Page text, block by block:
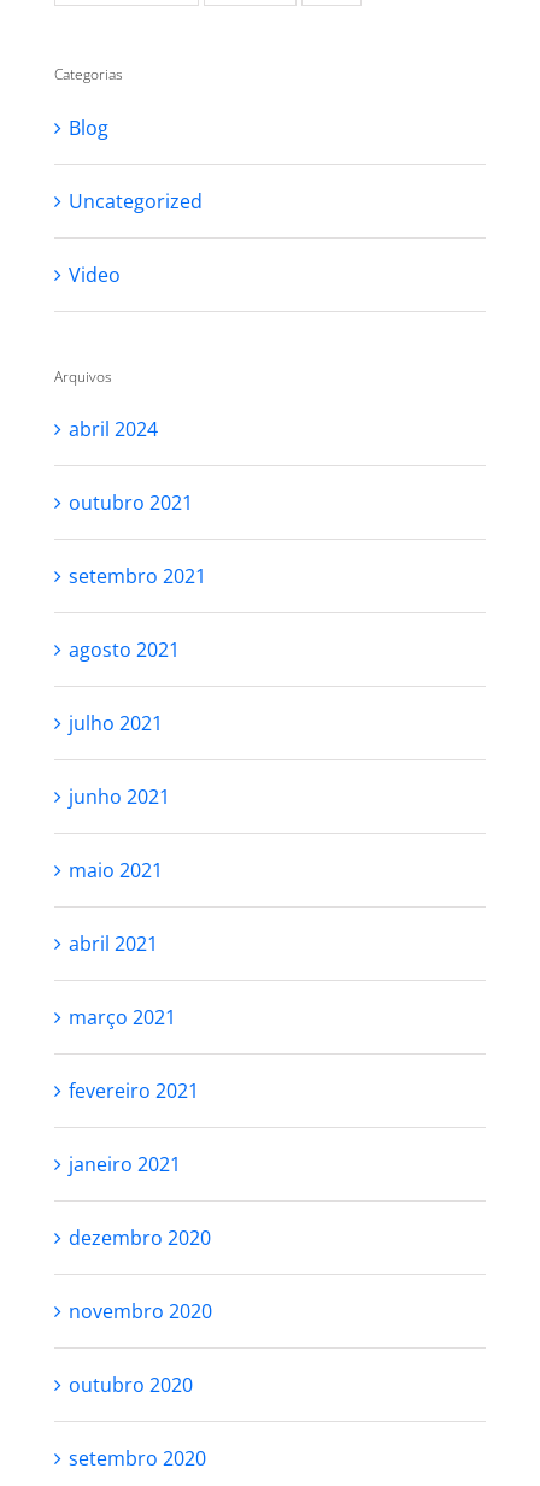
Categorias
Blog
Uncategorized
Video
Arquivos
abril 2024
outubro 2021
setembro 2021
agosto 2021
julho 2021
junho 2021
maio 2021
abril 2021
março 2021
fevereiro 2021
janeiro 2021
dezembro 2020
novembro 2020
outubro 2020
setembro 2020